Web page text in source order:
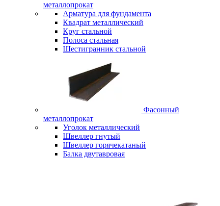
металлопрокат
Арматура для фундамента
Квадрат металлический
Круг стальной
Полоса стальная
Шестигранник стальной
Фасонный
металлопрокат
Уголок металлический
Швеллер гнутый
Швеллер горячекатаный
Балка двутавровая